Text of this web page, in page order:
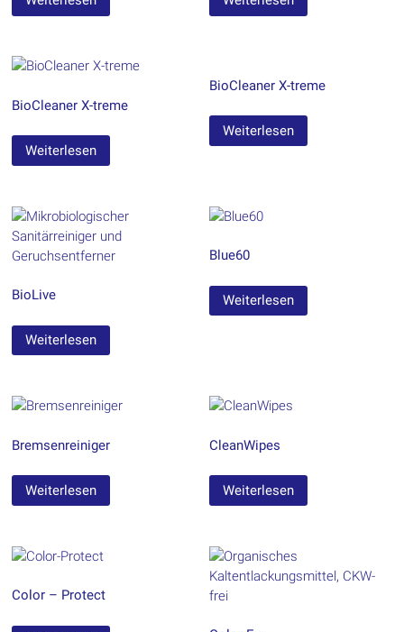
BioCleaner X-treme
Weiterlesen
BioCleaner X-treme
Weiterlesen
BioLive
Weiterlesen
Blue60
Weiterlesen
Bremsenreiniger
Weiterlesen
CleanWipes
Weiterlesen
Color – Protect